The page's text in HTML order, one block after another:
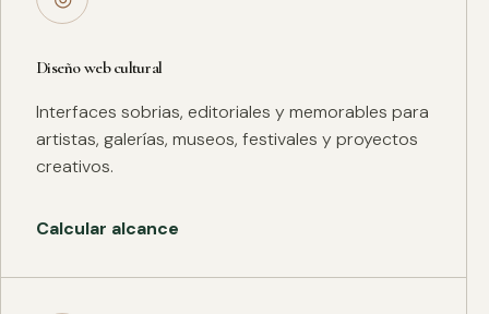
Diseño web cultural
Interfaces sobrias, editoriales y memorables para
artistas, galerías, museos, festivales y proyectos
creativos.
Calcular alcance